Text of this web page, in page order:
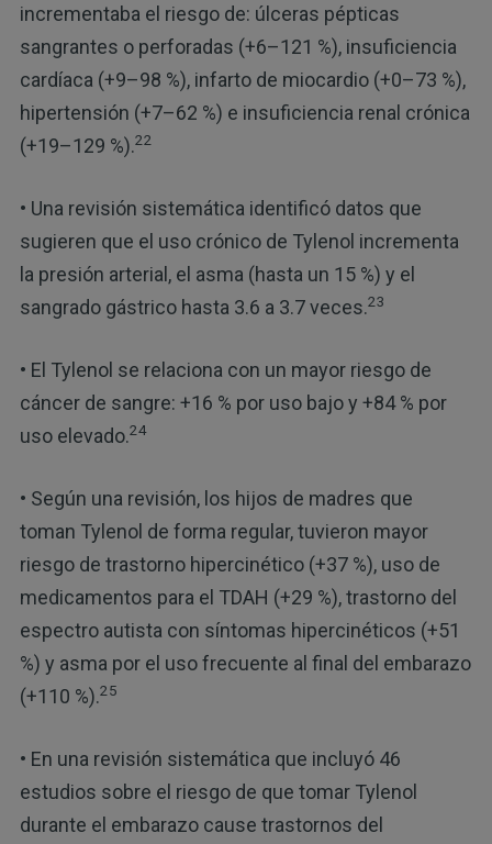
incrementaba el riesgo de: úlceras pépticas
sangrantes o perforadas (+6–121 %), insuficiencia
cardíaca (+9–98 %), infarto de miocardio (+0–73 %),
hipertensión (+7–62 %) e insuficiencia renal crónica
(+19–129 %).22
• Una revisión sistemática identificó datos que
sugieren que el uso crónico de Tylenol incrementa
la presión arterial, el asma (hasta un 15 %) y el
sangrado gástrico hasta 3.6 a 3.7 veces.23
• El Tylenol se relaciona con un mayor riesgo de
cáncer de sangre: +16 % por uso bajo y +84 % por
uso elevado.24
• Según una revisión, los hijos de madres que
toman Tylenol de forma regular, tuvieron mayor
riesgo de trastorno hipercinético (+37 %), uso de
medicamentos para el TDAH (+29 %), trastorno del
espectro autista con síntomas hipercinéticos (+51
%) y asma por el uso frecuente al final del embarazo
(+110 %).25
• En una revisión sistemática que incluyó 46
estudios sobre el riesgo de que tomar Tylenol
durante el embarazo cause trastornos del